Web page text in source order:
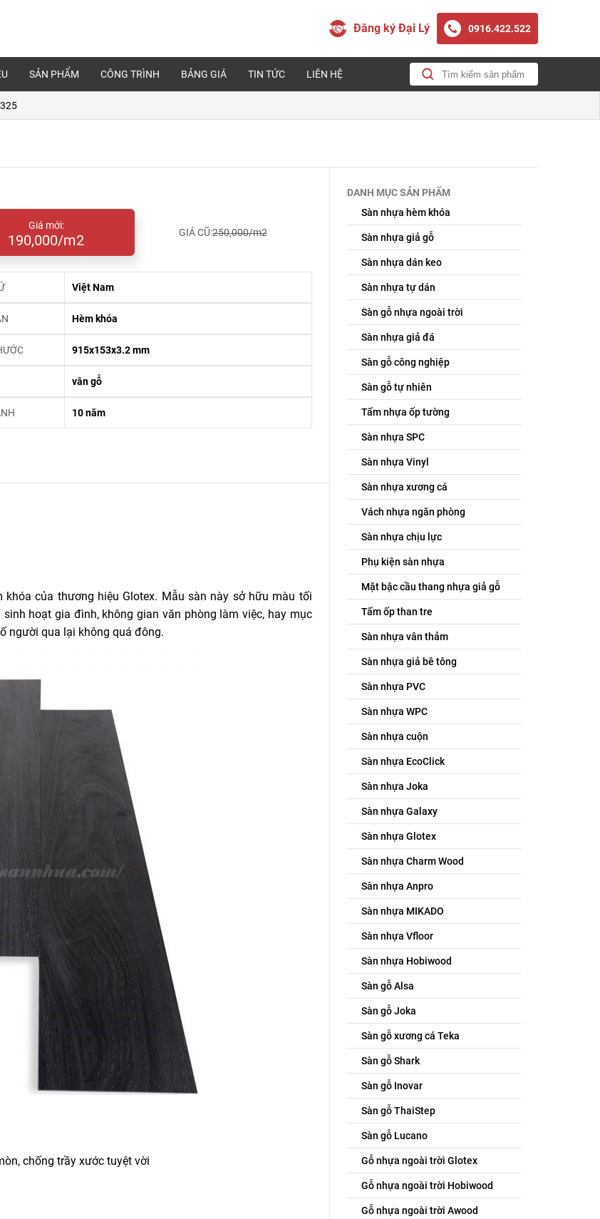
Đăng ký Đại Lý 0916.422.522
SẢN PHẨM CÔNG TRÌNH BẢNG GIÁ TIN TỨC LIÊN HỆ
Giá mới:
190,000/m2 GIÁ CŨ:250,000/m2
Việt Nam
Hèm khóa
915x153x3.2 mm
vân gỗ
10 năm
khóa của thương hiệu Glotex. Mẫu sàn này sở hữu màu tối
hoạt gia đình, không gian văn phòng làm việc, hay mục
người qua lại không quá đông.
chống trầy xước tuyệt vời
DANH MỤC SẢN PHẨM
Sàn nhựa hèm khóa
Sàn nhựa giả gỗ
Sàn nhựa dán keo
Sàn nhựa tự dán
Sàn gỗ nhựa ngoài trời
Sàn nhựa giả đá
Sàn gỗ công nghiệp
Sàn gỗ tự nhiên
Tấm nhựa ốp tường
Sàn nhựa SPC
Sàn nhựa Vinyl
Sàn nhựa xương cá
Vách nhựa ngăn phòng
Sàn nhựa chịu lực
Phụ kiện sàn nhựa
Mặt bậc cầu thang nhựa giả gỗ
Tấm ốp than tre
Sàn nhựa vân thảm
Sàn nhựa giả bê tông
Sàn nhựa PVC
Sàn nhựa WPC
Sàn nhựa cuộn
Sàn nhựa EcoClick
Sàn nhựa Joka
Sàn nhựa Galaxy
Sàn nhựa Glotex
Sàn nhựa Charm Wood
Sàn nhựa Anpro
Sàn nhựa MIKADO
Sàn nhựa Vfloor
Sàn nhựa Hobiwood
Sàn gỗ Alsa
Sàn gỗ Joka
Sàn gỗ xương cá Teka
Sàn gỗ Shark
Sàn gỗ Inovar
Sàn gỗ ThaiStep
Sàn gỗ Lucano
Gỗ nhựa ngoài trời Glotex
Gỗ nhựa ngoài trời Hobiwood
Gỗ nhựa ngoài trời Awood